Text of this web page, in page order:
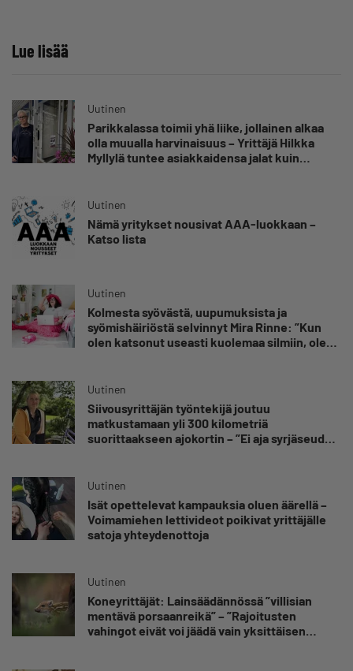
Lue lisää
Uutinen
Parikkalassa toimii yhä liike, jollainen alkaa
olla muualla harvinaisuus – Yrittäjä Hilkka
Myllylä tuntee asiakkaidensa jalat kuin
Uutinen
Nämä yritykset nousivat AAA-luokkaan –
Katso lista
Uutinen
Kolmesta syövästä, uupumuksista ja
syömishäiriöstä selvinnyt Mira Rinne: ”Kun
olen katsonut useasti kuolemaa silmiin, olen
Uutinen
Siivousyrittäjän työntekijä joutuu
matkustamaan yli 300 kilometriä
suorittaakseen ajokortin – ”Ei aja syrjäseudun
Uutinen
Isät opettelevat kampauksia oluen äärellä –
Voimamiehen lettivideot poikivat yrittäjälle
satoja yhteydenottoja
Uutinen
Koneyrittäjät: Lainsäädännössä ”villisian
mentävä porsaanreikä” – ”Rajoitusten
vahingot eivät voi jäädä vain yksittäisen